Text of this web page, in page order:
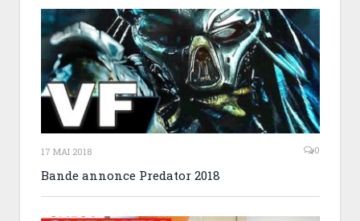
17 MAI 2018 0
Bande annonce Predator 2018